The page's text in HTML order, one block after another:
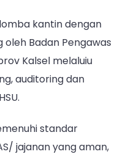
kantin dengan
oleh Badan Pengawas
Kalsel melaluiu
auditoring dan
standar
jajanan yang aman,